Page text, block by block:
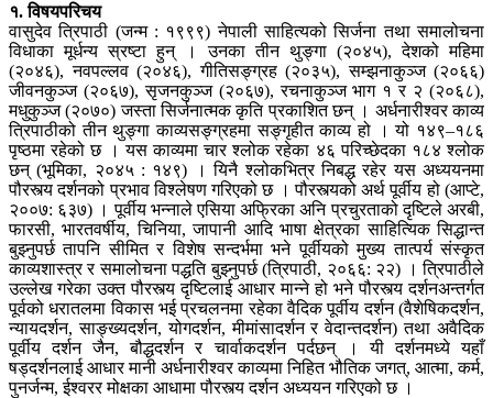
१. विषयपरिचय
वासुदेव त्रिपाठी (जन्म : १९९९) नेपाली साहित्यको सिर्जना तथा समालोचना
विधाका मूर्धन्य स्रष्टा हुन् । उनका तीन थुङ्गा (२०४५), देशको महिमा
(२०४६), नवपल्लव (२०४६), गीतिसङ्ग्रह (२०३५), सम्झनाकुञ्ज (२०६६)
जीवनकुञ्ज (२०६७), सृजनकुञ्ज (२०६७), रचनाकुञ्ज भाग १ र २ (२०६८),
मधुकुञ्ज (२०७०) जस्ता सिर्जनात्मक कृति प्रकाशित छन् । अर्धनारीश्वर काव्य
त्रिपाठीको तीन थुङ्गा काव्यसङ्ग्रहमा सङ्गृहीत काव्य हो । यो १४९–१८६
पृष्ठमा रहेको छ । यस काव्यमा चार श्लोक रहेका ४६ परिच्छेदका १८४ श्लोक
छन् (भूमिका, २०४५ : १४९) । यिनै श्लोकभित्र निबद्ध रहेर यस अध्ययनमा
पौरस्त्य दर्शनको प्रभाव विश्लेषण गरिएको छ । पौरस्त्यको अर्थ पूर्वीय हो (आप्टे,
२००७: ६३७) । पूर्वीय भन्नाले एसिया अफ्रिका अनि प्रचुरताको दृष्टिले अरबी,
फारसी, भारतवर्षीय, चिनिया, जापानी आदि भाषा क्षेत्रका साहित्यिक सिद्धान्त
बुझ्नुपर्छ तापनि सीमित र विशेष सन्दर्भमा भने पूर्वीयको मुख्य तात्पर्य संस्कृत
काव्यशास्त्र र समालोचना पद्धति बुझ्नुपर्छ (त्रिपाठी, २०६६: २२) । त्रिपाठीले
उल्लेख गरेका उक्त पौरस्त्य दृष्टिलाई आधार मान्ने हो भने पौरस्त्य दर्शनअन्तर्गत
पूर्वको धरातलमा विकास भई प्रचलनमा रहेका वैदिक पूर्वीय दर्शन (वैशेषिकदर्शन,
न्यायदर्शन, साङ्ख्यदर्शन, योगदर्शन, मीमांसादर्शन र वेदान्तदर्शन) तथा अवैदिक
पूर्वीय दर्शन जैन, बौद्धदर्शन र चार्वाकदर्शन पर्दछन् । यी दर्शनमध्ये यहाँ
षड्दर्शनलाई आधार मानी अर्धनारीश्वर काव्यमा निहित भौतिक जगत्, आत्मा, कर्म,
पुनर्जन्म, ईश्वरर मोक्षका आधामा पौरस्त्य दर्शन अध्ययन गरिएको छ ।